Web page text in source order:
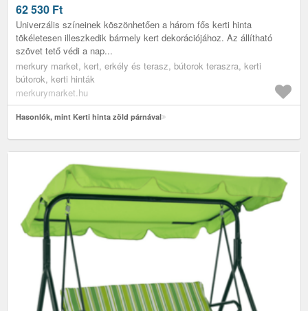
62 530 Ft
Univerzális színeinek köszönhetően a három fős kerti hinta
tökéletesen illeszkedik bármely kert dekorációjához. Az állítható
szövet tető védi a nap...
merkury market, kert, erkély és terasz, bútorok teraszra, kerti
bútorok, kerti hinták
merkurymarket.hu
Hasonlók, mint Kerti hinta zöld párnával